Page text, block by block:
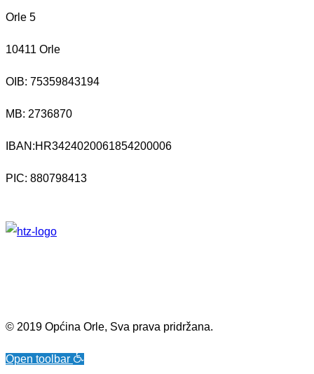
Orle 5
10411 Orle
OIB: 75359843194
MB: 2736870
IBAN:HR3424020061854200006
PIC: 880798413
© 2019 Općina Orle, Sva prava pridržana.
Open toolbar